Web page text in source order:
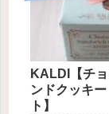
KALDI【チ
ンドクッキ
ト】